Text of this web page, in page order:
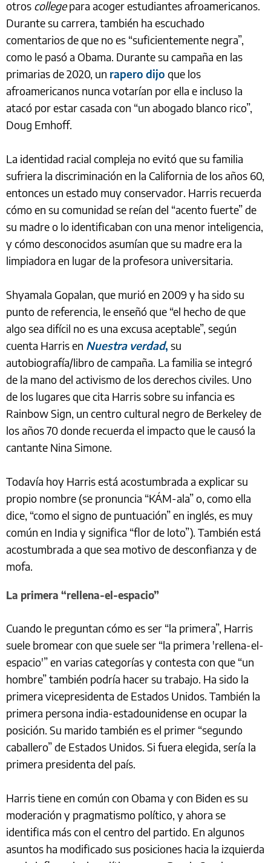
otros collegepara acoger estudiantes afroamericanos.
Durante su carrera, también ha escuchado
comentarios de que no es “suficientemente negra”,
como le pasó a Obama. Durante su campaña en las
primarias de 2020, un rapero dijo que los
afroamericanos nunca votarían por ella e incluso la
atacó por estar casada con “un abogado blanco rico”,
Doug Emhoff.
La identidad racial compleja no evitó que su familia
sufriera la discriminación en la California de los años 60,
entonces un estado muy conservador. Harris recuerda
cómo en su comunidad se reían del “acento fuerte” de
su madre o lo identificaban con una menor inteligencia,
y cómo desconocidos asumían que su madre era la
limpiadora en lugar de la profesora universitaria.
Shyamala Gopalan, que murió en 2009 y ha sido su
punto de referencia, le enseñó que “el hecho de que
algo sea difícil no es una excusa aceptable”, según
cuenta Harris en Nuestra verdad, su
autobiografía/libro de campaña. La familia se integró
de la mano del activismo de los derechos civiles. Uno
de los lugares que cita Harris sobre su infancia es
Rainbow Sign, un centro cultural negro de Berkeley de
los años 70 donde recuerda el impacto que le causó la
cantante Nina Simone.
Todavía hoy Harris está acostumbrada a explicar su
propio nombre (se pronuncia “KÁM-ala” o, como ella
dice, “como el signo de puntuación” en inglés, es muy
común en India y significa “flor de loto”). También está
acostumbrada a que sea motivo de desconfianza y de
mofa.
La primera “rellena-el-espacio”
Cuando le preguntan cómo es ser “la primera”, Harris
suele bromear con que suele ser “la primera 'rellena-el-
espacio'” en varias categorías y contesta con que “un
hombre” también podría hacer su trabajo. Ha sido la
primera vicepresidenta de Estados Unidos. También la
primera persona india-estadounidense en ocupar la
posición. Su marido también es el primer “segundo
caballero” de Estados Unidos. Si fuera elegida, sería la
primera presidenta del país.
Harris tiene en común con Obama y con Biden es su
moderación y pragmatismo político, y ahora se
identifica más con el centro del partido. En algunos
asuntos ha modificado sus posiciones hacia la izquierda